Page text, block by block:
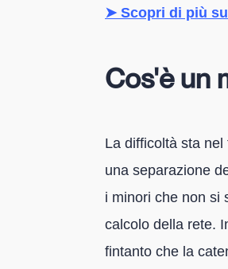
➤ Scopri di più
Cos'è un
La difficoltà sta
una separazione
i minori che non si
calcolo della rete.
fintanto che la